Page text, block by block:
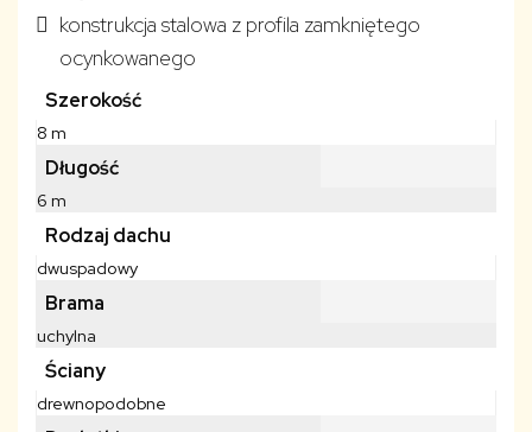
konstrukcja stalowa z profila zamkniętego
ocynkowanego
Szerokość
8 m
Długość
6 m
Rodzaj dachu
dwuspadowy
Brama
uchylna
Ściany
drewnopodobne